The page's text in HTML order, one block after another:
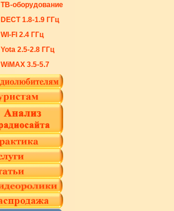
ТВ-оборудование
DECT 1.8-1.9 ГГц
WI-FI 2.4 ГГц
Yota 2.5-2.8 ГГц
WiMAX 3.5-5.7